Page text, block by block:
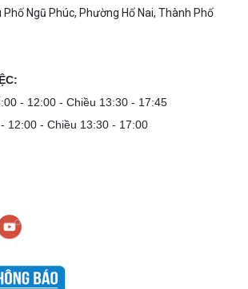
Phố Ngũ Phúc, Phường Hố Nai, Thành Phố
- 12:00 - Chiều 13:30 - 17:45
12:00 - Chiều 13:30 - 17:00